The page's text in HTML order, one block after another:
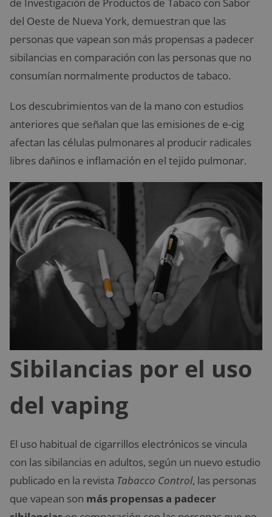
del Oeste de Nueva York, demuestran que las
personas que vapean son más propensas a padecer
sibilancias en comparación con las personas que no
consumían normalmente productos de tabaco.
Los descubrimientos van de la mano con estudios
anteriores que señalan que las emisiones de e-cig
afectan las células pulmonares al producir radicales
libres dañinos e inflamación en el tejido pulmonar.
Sibilancias por el uso
del vaping
El uso habitual de cigarrillos electrónicos se vincula
con las sibilancias en adultos, según un nuevo estudio
publicado en la revista Tabacco Control, las personas
que vapean son más propensas a padecer